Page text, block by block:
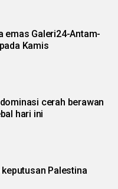
emas Galeri24-Antam-
Kamis
cerah berawan
hari ini
Palestina